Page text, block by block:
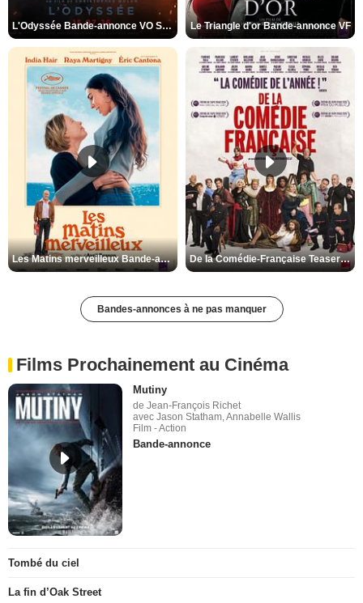
L'Odyssée Bande-annonce VO STFR Le Triangle d'or Bande-annonce VF
Les Matins merveilleux Bande-annonce VF De la Comédie-Française Teaser VF
Bandes-annonces à ne pas manquer
Films Prochainement au Cinéma
Mutiny
de Jean-François Richet
avec Jason Statham, Annabelle Wallis
Film - Action
Bande-annonce
Tombé du ciel
La fin d’Oak Street